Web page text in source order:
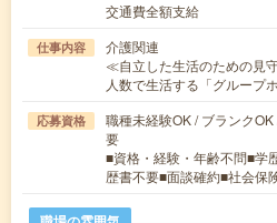
交通費全額支給
仕事内容
介護関連
≪自立した生活のための見
人数で生活する「グループ
応募資格
職種未経験OK / ブランク
要
■資格・経験・年齢不問■学
歴書不要■面談確約■社会保